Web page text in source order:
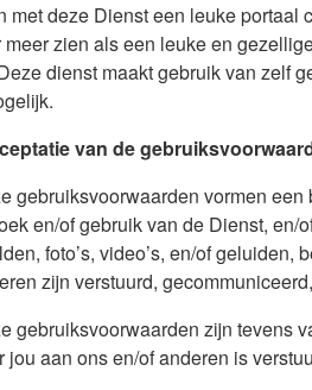
met deze Dienst een leuke
meer zien als een leuke en
dienst maakt gebruik van zelf
van de
gebruiksvoorwaarden vormen
en/of gebruik van de Dienst, en/
foto’s, video’s, en/of
zijn verstuurd,
gebruiksvoorwaarden zijn tevens
jou aan ons en/of anderen is